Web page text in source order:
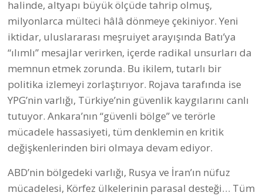
halinde, altyapı büyük ölçüde tahrip olmuş,
milyonlarca mülteci hâlâ dönmeye çekiniyor. Yeni
iktidar, uluslararası meşruiyet arayışında Batı’ya
“ılımlı” mesajlar verirken, içerde radikal unsurları da
memnun etmek zorunda. Bu ikilem, tutarlı bir
politika izlemeyi zorlaştırıyor. Rojava tarafında ise
YPG’nin varlığı, Türkiye’nin güvenlik kaygılarını canlı
tutuyor. Ankara’nın “güvenli bölge” ve terörle
mücadele hassasiyeti, tüm denklemin en kritik
değişkenlerinden biri olmaya devam ediyor.
ABD’nin bölgedeki varlığı, Rusya ve İran’ın nüfuz
mücadelesi, Körfez ülkelerinin parasal desteği… Tüm